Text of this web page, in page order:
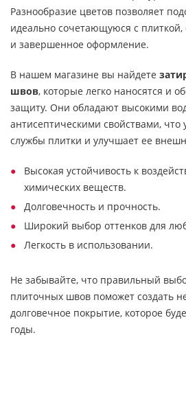
Разнообразие цветов позволяет
идеально сочетающуюся с плиткой,
и завершенное оформление.
В нашем магазине вы найдете
швов, которые легко наносятся и
защиту. Они обладают высокими
антисептическими свойствами, что
службы плитки и улучшает ее
Высокая устойчивость к
химических веществ.
Долговечность и прочность.
Широкий выбор оттенков для
Легкость в использовании.
Не забывайте, что правильный
плиточных швов поможет создать
долговечное покрытие, которое
годы.